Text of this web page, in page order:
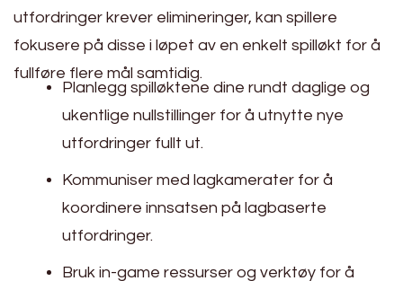
utfordringer krever elimineringer, kan spillere
fokusere på disse i løpet av en enkelt spilløkt for å
fullføre flere mål samtidig.
Planlegg spilløktene dine rundt daglige og
ukentlige nullstillinger for å utnytte nye
utfordringer fullt ut.
Kommuniser med lagkamerater for å
koordinere innsatsen på lagbaserte
utfordringer.
Bruk in-game ressurser og verktøy for å